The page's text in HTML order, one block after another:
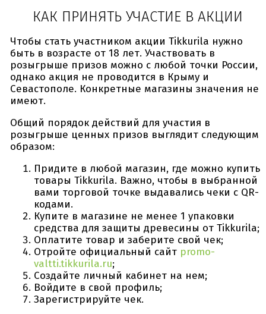
КАК ПРИНЯТЬ УЧАСТИЕ В АКЦИИ
Чтобы стать участником акции Tikkurila нужно
быть в возрасте от 18 лет. Участвовать в
розыгрыше призов можно с любой точки России,
однако акция не проводится в Крыму и
Севастополе. Конкретные магазины значения не
имеют.
Общий порядок действий для участия в
розыгрыше ценных призов выглядит следующим
образом:
Придите в любой магазин, где можно купить
товары Tikkurila. Важно, чтобы в выбранной
вами торговой точке выдавались чеки с QR-
кодами.
Купите в магазине не менее 1 упаковки
средства для защиты древесины от Tikkurila;
Оплатите товар и заберите свой чек;
Отройте официальный сайт promo-
valtti.tikkurila.ru;
Создайте личный кабинет на нем;
Войдите в свой профиль;
Зарегистрируйте чек.